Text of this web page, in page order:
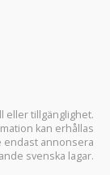
eller tillgänglighet.
kan erhållas
endast annonsera
svenska lagar.